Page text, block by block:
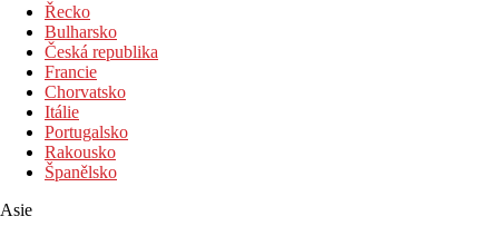
Řecko
Bulharsko
Česká republika
Francie
Chorvatsko
Itálie
Portugalsko
Rakousko
Španělsko
Asie